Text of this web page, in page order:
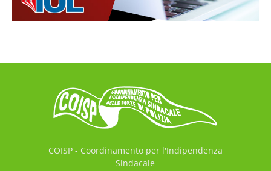
COISP - Coordinamento per l'Indipendenza
Sindacale